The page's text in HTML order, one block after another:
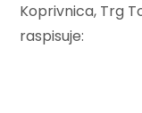
Koprivnica, Trg
raspisuje: